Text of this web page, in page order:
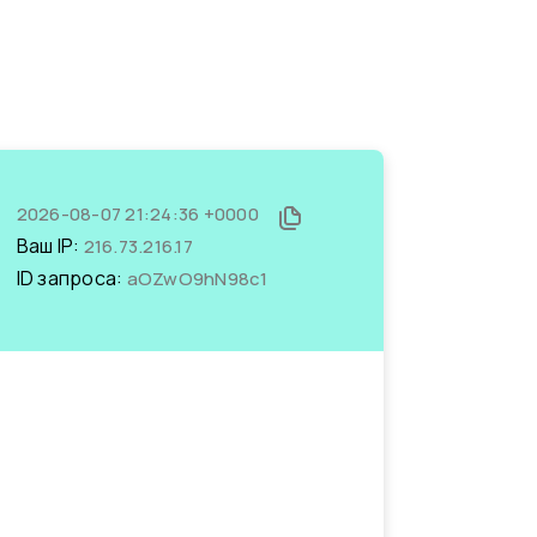
2026-08-07 21:24:36 +0000
Ваш IP: 216.73.216.17
ID запроса: aOZwO9hN98c1